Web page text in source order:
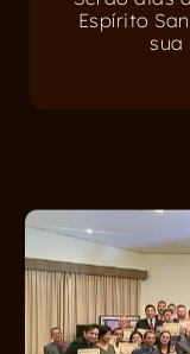
Espírito
sua